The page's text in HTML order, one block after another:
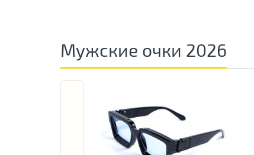
Мужские очки 2026